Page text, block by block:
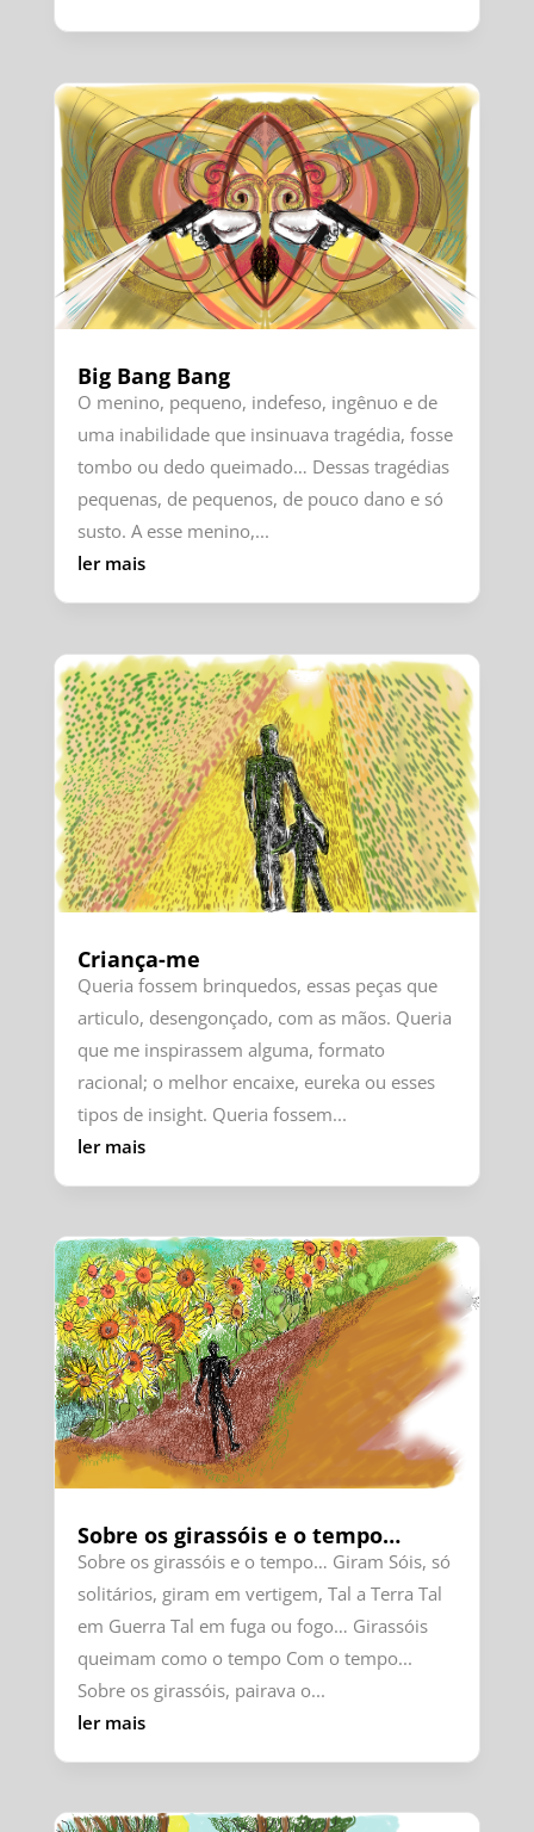
Big Bang Bang
O menino, pequeno, indefeso, ingênuo e de
uma inabilidade que insinuava tragédia, fosse
tombo ou dedo queimado… Dessas tragédias
pequenas, de pequenos, de pouco dano e só
susto. A esse menino,...
ler mais
Criança-me
Queria fossem brinquedos, essas peças que
articulo, desengonçado, com as mãos. Queria
que me inspirassem alguma, formato
racional; o melhor encaixe, eureka ou esses
tipos de insight. Queria fossem...
ler mais
Sobre os girassóis e o tempo…
Sobre os girassóis e o tempo… Giram Sóis, só
solitários, giram em vertigem, Tal a Terra Tal
em Guerra Tal em fuga ou fogo… Girassóis
queimam como o tempo Com o tempo...
Sobre os girassóis, pairava o...
ler mais